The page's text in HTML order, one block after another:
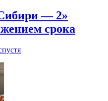
— 2»
срока